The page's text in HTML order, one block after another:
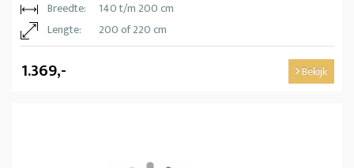
Breedte:
140 t/m 200 cm
Lengte:
200 of 220 cm
1.369,- Bekijk